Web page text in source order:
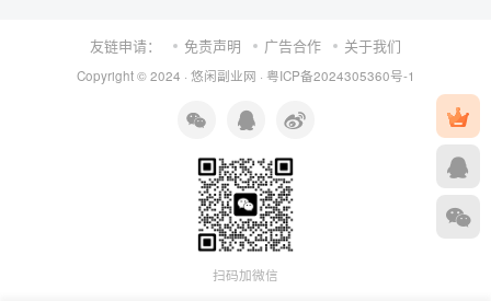
友链申请： 免责声明 广告合作 关于我们
Copyright © 2024 · 悠闲副业网 · 粤ICP备2024305360号-1
扫码加微信